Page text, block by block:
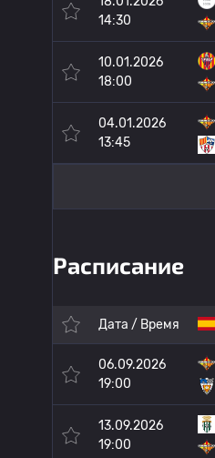
14:30
10.01.2026
18:00
04.01.2026
13:45
Расписание
Дата / Время
06.09.2026
19:00
13.09.2026
19:00